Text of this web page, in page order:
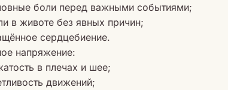
боли перед важными событиями;
в животе без явных причин;
сердцебиение.
напряжение:
в плечах и шее;
движений;